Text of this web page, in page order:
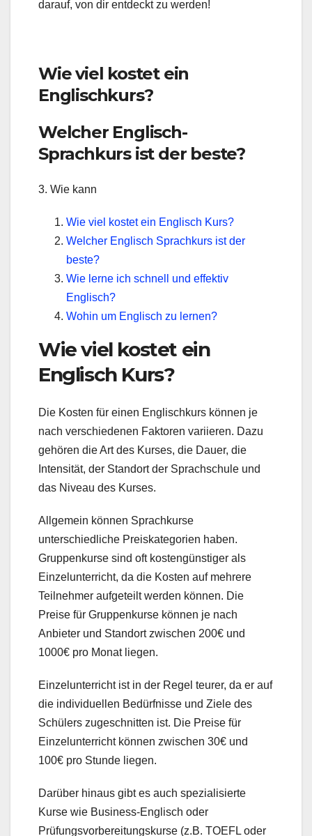
darauf, von dir entdeckt zu werden!
Wie viel kostet ein
Englischkurs?
Welcher Englisch-
Sprachkurs ist der beste?
3. Wie kann
Wie viel kostet ein Englisch Kurs?
Welcher Englisch Sprachkurs ist der
beste?
Wie lerne ich schnell und effektiv
Englisch?
Wohin um Englisch zu lernen?
Wie viel kostet ein
Englisch Kurs?
Die Kosten für einen Englischkurs können je
nach verschiedenen Faktoren variieren. Dazu
gehören die Art des Kurses, die Dauer, die
Intensität, der Standort der Sprachschule und
das Niveau des Kurses.
Allgemein können Sprachkurse
unterschiedliche Preiskategorien haben.
Gruppenkurse sind oft kostengünstiger als
Einzelunterricht, da die Kosten auf mehrere
Teilnehmer aufgeteilt werden können. Die
Preise für Gruppenkurse können je nach
Anbieter und Standort zwischen 200€ und
1000€ pro Monat liegen.
Einzelunterricht ist in der Regel teurer, da er auf
die individuellen Bedürfnisse und Ziele des
Schülers zugeschnitten ist. Die Preise für
Einzelunterricht können zwischen 30€ und
100€ pro Stunde liegen.
Darüber hinaus gibt es auch spezialisierte
Kurse wie Business-Englisch oder
Prüfungsvorbereitungskurse (z.B. TOEFL oder